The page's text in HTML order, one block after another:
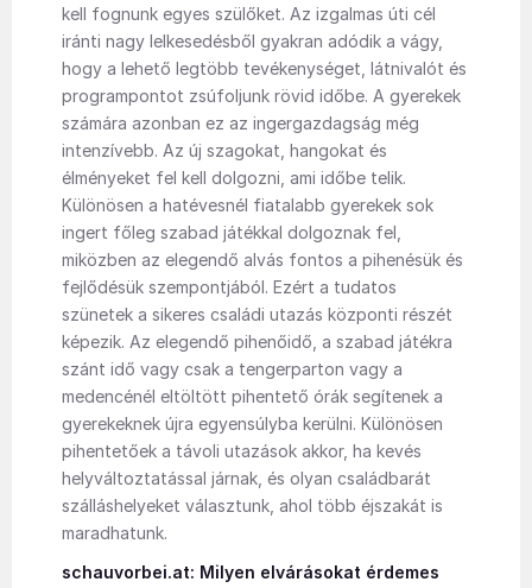
kell fognunk egyes szülőket. Az izgalmas úti cél
iránti nagy lelkesedésből gyakran adódik a vágy,
hogy a lehető legtöbb tevékenységet, látnivalót és
programpontot zsúfoljunk rövid időbe. A gyerekek
számára azonban ez az ingergazdagság még
intenzívebb. Az új szagokat, hangokat és
élményeket fel kell dolgozni, ami időbe telik.
Különösen a hatévesnél fiatalabb gyerekek sok
ingert főleg szabad játékkal dolgoznak fel,
miközben az elegendő alvás fontos a pihenésük és
fejlődésük szempontjából. Ezért a tudatos
szünetek a sikeres családi utazás központi részét
képezik. Az elegendő pihenőidő, a szabad játékra
szánt idő vagy csak a tengerparton vagy a
medencénél eltöltött pihentető órák segítenek a
gyerekeknek újra egyensúlyba kerülni. Különösen
pihentetőek a távoli utazások akkor, ha kevés
helyváltoztatással járnak, és olyan családbarát
szálláshelyeket választunk, ahol több éjszakát is
maradhatunk.
schauvorbei.at: Milyen elvárásokat érdemes